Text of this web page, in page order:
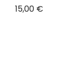
Prix
15,00 €